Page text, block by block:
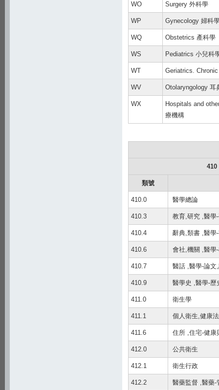
WO Surgery 外科學
WP Gynecology 婦科
WQ Obstetrics 產科學
WS Pediatrics 小兒科
WT Geriatrics.
WV Otolaryngology 耳
WX
Hospitals and
療機構
410
類號
410.0 醫學總論
410.3 教育,研究 ,醫學
410.4 辭典,類書 ,醫學
410.6 會社,機關 ,醫學
410.7 醫話 ,醫學-論文
410.9 醫學史 ,醫學-歷
411.0 衛生學
411.1 個人衛生,健康法
411.6 住所 ,住宅-健康
412.0 公共衛生
412.1 衛生行政
412.2 醫藥監督 ,醫藥-